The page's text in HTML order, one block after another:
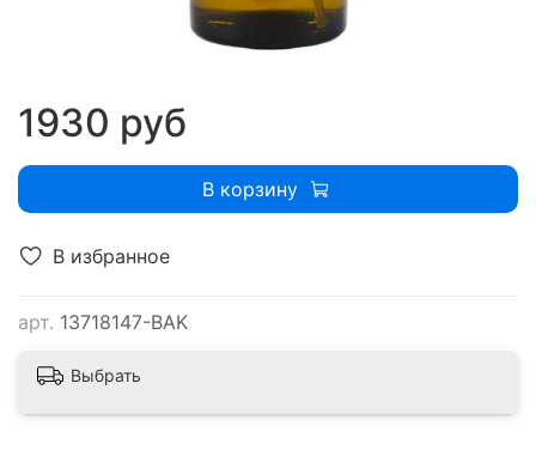
В избранное
арт. 13718147-BAK
1930 руб
В корзину
Выбрать